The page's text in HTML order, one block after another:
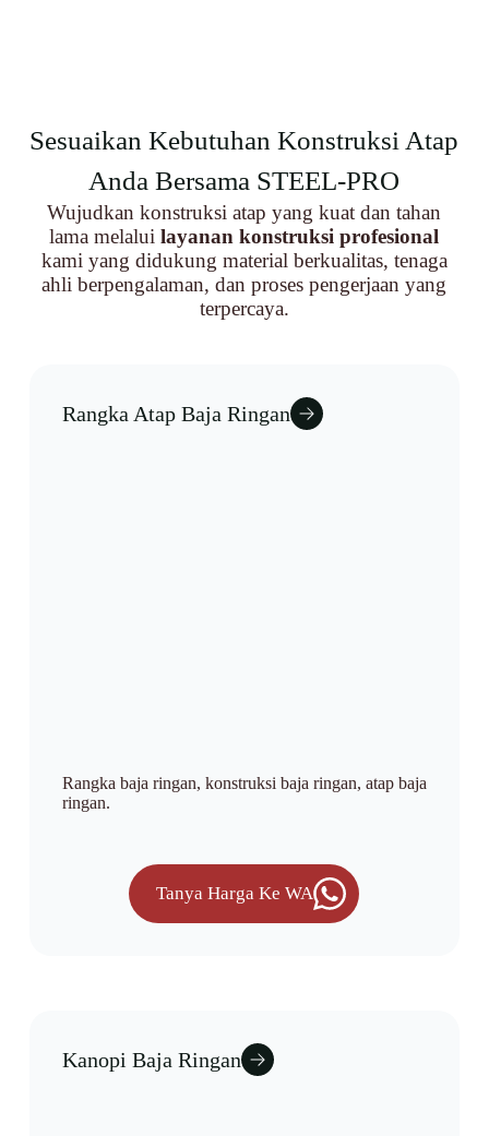
Sesuaikan Kebutuhan Konstruksi Atap
Anda Bersama STEEL-PRO
Wujudkan konstruksi atap yang kuat dan tahan
lama melaluilayanan konstruksi profesional
kami yang didukung material berkualitas, tenaga
ahli berpengalaman, dan proses pengerjaan yang
terpercaya.
Rangka Atap Baja Ringan
Rangka baja ringan, konstruksi baja ringan, atap baja
ringan.
Tanya Harga Ke WA
Kanopi Baja Ringan